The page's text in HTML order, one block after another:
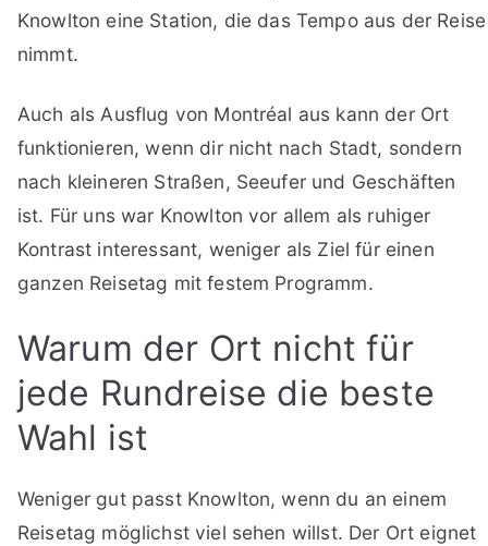
Knowlton eine Station, die das Tempo aus der Reise
nimmt.
Auch als Ausflug von Montréal aus kann der Ort
funktionieren, wenn dir nicht nach Stadt, sondern
nach kleineren Straßen, Seeufer und Geschäften
ist. Für uns war Knowlton vor allem als ruhiger
Kontrast interessant, weniger als Ziel für einen
ganzen Reisetag mit festem Programm.
Warum der Ort nicht für
jede Rundreise die beste
Wahl ist
Weniger gut passt Knowlton, wenn du an einem
Reisetag möglichst viel sehen willst. Der Ort eignet